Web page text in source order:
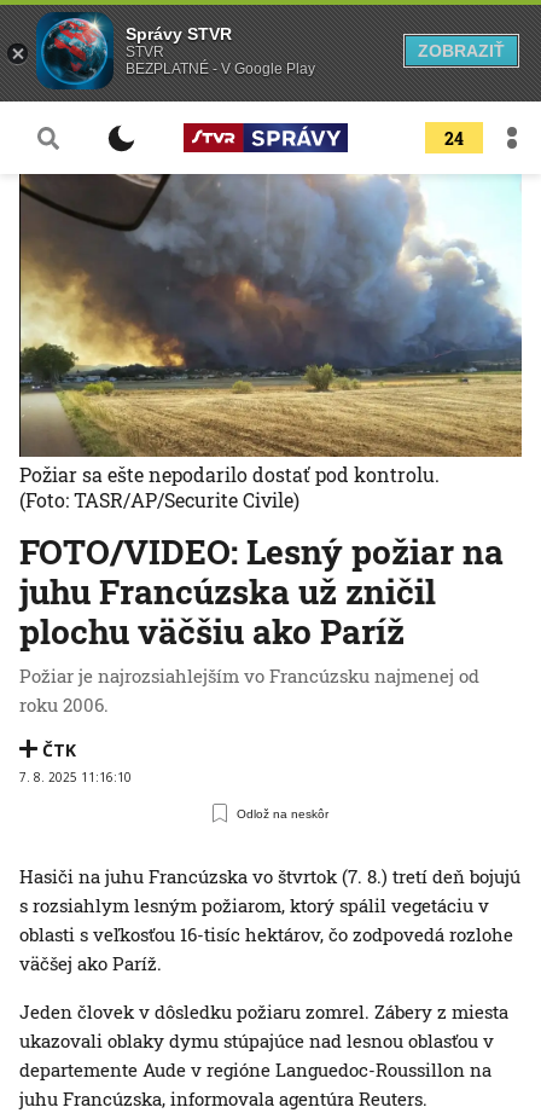
24
FOTO/VIDEO: Lesný požiar na
juhu Francúzska už zničil
plochu väčšiu ako Paríž
Požiar je najrozsiahlejším vo Francúzsku najmenej od
roku 2006.
ČTK
7. 8. 2025 11:16:10
Odlož na neskôr
Požiar sa ešte nepodarilo dostať pod kontrolu.
(Foto: TASR/AP/Securite Civile)
Hasiči na juhu Francúzska vo štvrtok (7. 8.) tretí deň bojujú
s rozsiahlym lesným požiarom, ktorý spálil vegetáciu v
oblasti s veľkosťou 16-tisíc hektárov, čo zodpovedá rozlohe
väčšej ako Paríž.
Jeden človek v dôsledku požiaru zomrel. Zábery z miesta
ukazovali oblaky dymu stúpajúce nad lesnou oblasťou v
departemente Aude v regióne Languedoc-Roussillon na
juhu Francúzska, informovala agentúra Reuters.
Správy STVR
STVR
BEZPLATNÉ - V Google Play
ZOBRAZIŤ